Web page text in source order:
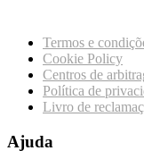
Termos e
Cookie Policy
Centros de
Política de
Livro de
Ajuda